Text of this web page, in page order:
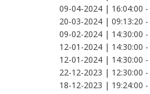
09-04-2024 | 16:04:00 -
20-03-2024 | 09:13:20 -
09-02-2024 | 14:30:00 -
12-01-2024 | 14:30:00 -
12-01-2024 | 14:30:00 -
22-12-2023 | 12:30:00 -
18-12-2023 | 19:24:00 -